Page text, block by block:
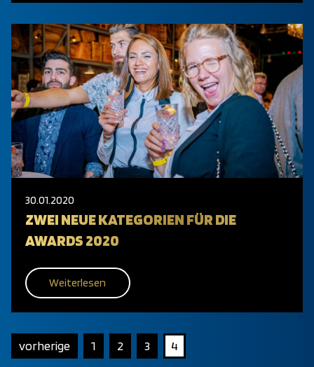
30.01.2020
ZWEI NEUE KATEGORIEN FÜR DIE
AWARDS 2020
Weiterlesen
vorherige 1 2 3 4